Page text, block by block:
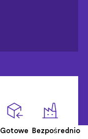
Gotowe
Bezpośrednio